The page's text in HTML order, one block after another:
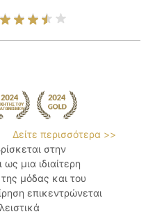
Δείτε περισσότερα >>
στην
μια ιδιαίτερη
μόδας και του
επικεντρώνεται